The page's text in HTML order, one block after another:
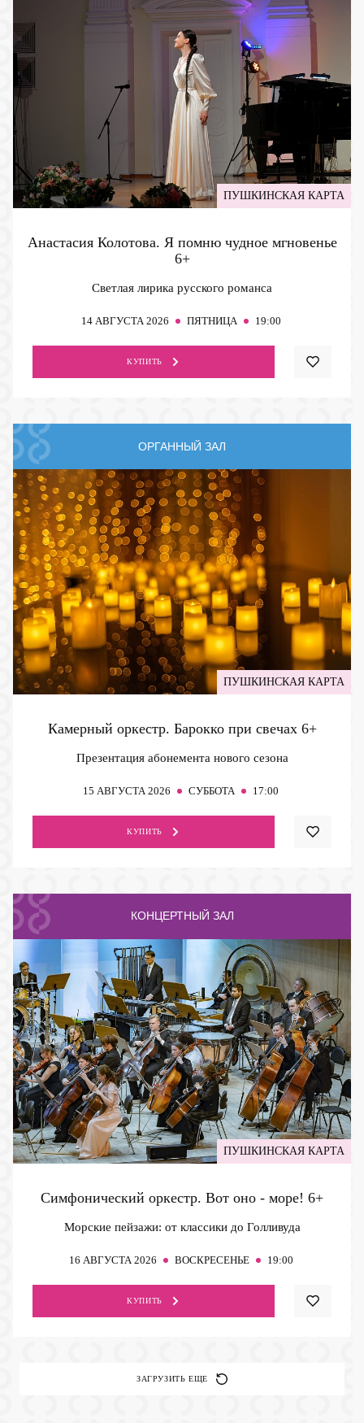
ПУШКИНСКАЯ КАРТА
Анастасия Колотова. Я помню чудное мгновенье
6+
Светлая лирика русского романса
14 АВГУСТА 2026 ПЯТНИЦА 19:00
КУПИТЬ
ОРГАННЫЙ ЗАЛ
ПУШКИНСКАЯ КАРТА
Камерный оркестр. Барокко при свечах 6+
Презентация абонемента нового сезона
15 АВГУСТА 2026 СУББОТА 17:00
КУПИТЬ
КОНЦЕРТНЫЙ ЗАЛ
ПУШКИНСКАЯ КАРТА
Симфонический оркестр. Вот оно - море! 6+
Морские пейзажи: от классики до Голливуда
16 АВГУСТА 2026 ВОСКРЕСЕНЬЕ 19:00
КУПИТЬ
ЗАГРУЗИТЬ ЕЩЕ